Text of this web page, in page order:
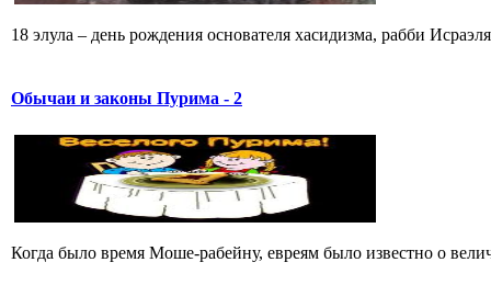
18 элула – день рождения основателя хасидизма, рабби
Обычаи и законы Пурима - 2
Когда было время Моше-рабейну, евреям было известно о